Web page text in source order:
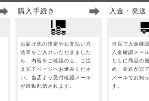
購入手続き
お届け先の指定やお支払い方
法等をご入力いただきました
ら、内容をご確認の上、ご注
文完了ページへお進みくださ
い。当店より受付確認メール
が自動配信されます。
入金・発送
当店で入金確
入金確認メー
ともに商品の
め、発送が完
メールでお知
す。